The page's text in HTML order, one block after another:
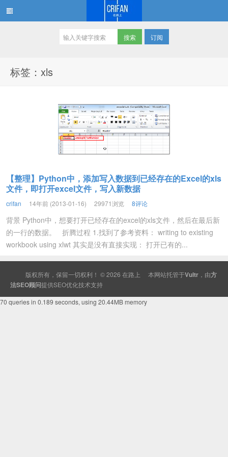
订阅
标签：xls
【整理】Python中，添加写入数据到已经存在的Excel的xls
文件，即打开excel文件，写入新数据
crifan 14年前 (2013-01-16) 29971浏览 8评论
背景 Python中，想要打开已经存在的excel的xls文件，然后在最后新
的一行的数据。 折腾过程 1.找到了参考资料： writing to existing
workbook using xlwt 其实是没有直接实现： 打开已有的...
版权所有，保留一切权利！ © 2026 在路上 本网站托管于Vultr ，由方
法SEO顾问提供SEO优化技术支持
70 queries in 0.189 seconds, using 20.44MB memory